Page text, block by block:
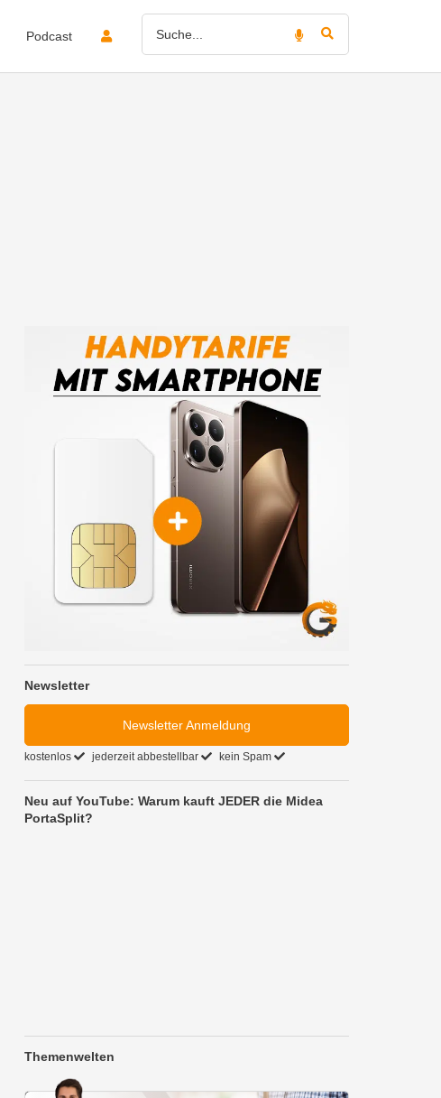
Podcast
Newsletter
Newsletter Anmeldung
kostenlos jederzeit abbestellbar kein Spam
Neu auf YouTube: Warum kauft JEDER die Midea
PortaSplit?
Themenwelten